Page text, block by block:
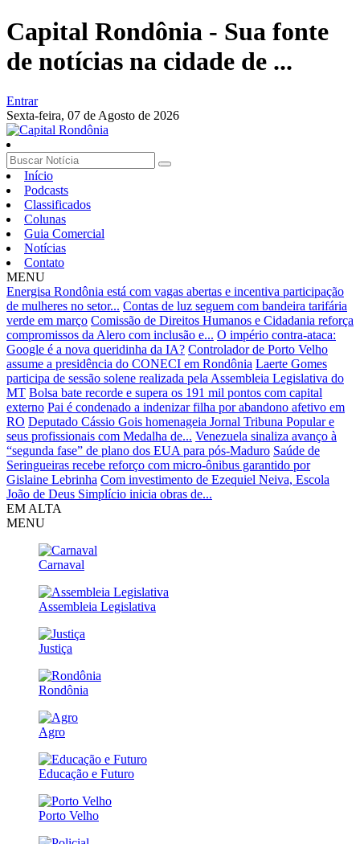
Capital Rondônia - Sua fonte
de notícias na cidade de ...
Entrar
Sexta-feira, 07 de Agosto de 2026
Início
Podcasts
Classificados
Colunas
Guia Comercial
Notícias
Contato
MENU
Energisa Rondônia está com vagas abertas e incentiva participação
de mulheres no setor... Contas de luz seguem com bandeira tarifária
verde em março Comissão de Direitos Humanos e Cidadania reforça
compromissos da Alero com inclusão e... O império contra-ataca:
Google é a nova queridinha da IA? Controlador de Porto Velho
assume a presidência do CONECI em Rondônia Laerte Gomes
participa de sessão solene realizada pela Assembleia Legislativa do
MT Bolsa bate recorde e supera os 191 mil pontos com capital
externo Pai é condenado a indenizar filha por abandono afetivo em
RO Deputado Cássio Gois homenageia Jornal Tribuna Popular e
seus profissionais com Medalha de... Venezuela sinaliza avanço à
“segunda fase” de plano dos EUA para pós-Maduro Saúde de
Seringueiras recebe reforço com micro-ônibus garantido por
Gislaine Lebrinha Com investimento de Ezequiel Neiva, Escola
João de Deus Simplício inicia obras de...
EM ALTA
MENU
Carnaval
Assembleia Legislativa
Justiça
Rondônia
Agro
Educação e Futuro
Porto Velho